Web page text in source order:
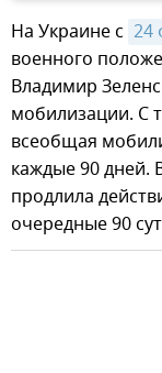
На Украине с 24
военного
Владимир
мобилизации. С
всеобщая
каждые 90 дней.
продлила
очередные 90